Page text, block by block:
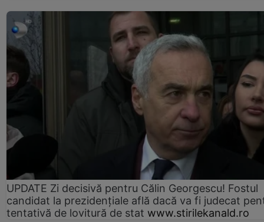
UPDATE Zi decisivă pentru Călin Georgescu! Fostul
candidat la prezidențiale află dacă va fi judecat
tentativă de lovitură de stat www.stirilekanald.ro